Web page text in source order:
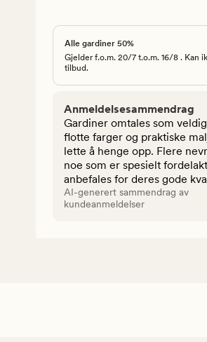
Alle gardiner 50%
Gjelder f.o.m. 20/7 t.o.m. 16/8 . Kan
tilbud.
Anmeldelsesammendrag
Gardiner omtales som
flotte farger og praktiske
lette å henge opp. Flere
noe som er spesielt
anbefales for deres gode
AI-generert sammendrag av
kundeanmeldelser